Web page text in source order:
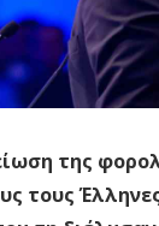
της
τους